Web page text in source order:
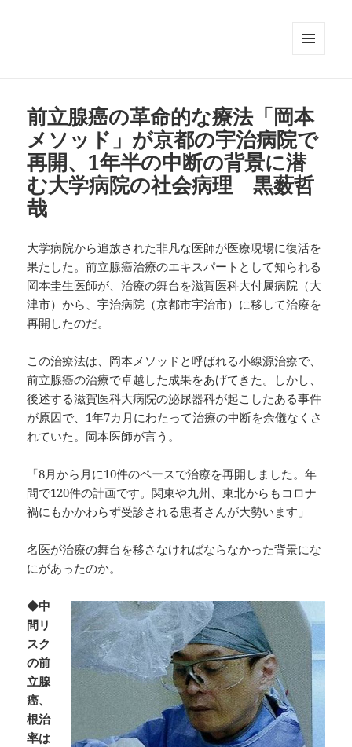
ット
前立腺癌の革命的な療法「岡本
メソッド」が京都の宇治病院で
再開、1年半の中断の背景に潜
む大学病院の社会病理 黒薮哲
哉
大学病院から追放された非凡な医師が医療現場に復活を
果たした。前立腺癌治療のエキスパートとして知られる
岡本圭生医師が、治療の舞台を滋賀医科大付属病院（大
津市）から、宇治病院（京都市宇治市）に移して治療を
再開したのだ。
この治療法は、岡本メソッドと呼ばれる小線源治療で、
前立腺癌の治療で卓越した成果をあげてきた。しかし、
後述する滋賀医科大病院の泌尿器科が起こしたある事件
が原因で、1年7カ月にわたって治療の中断を余儀なくさ
れていた。岡本医師が言う。
「8月から月に10件のペースで治療を再開しました。年
間で120件の計画です。関東や九州、東北からもコロナ
禍にもかかわらず受診される患者さんが大勢います」
名医が治療の舞台を移さなければならなかった背景にな
にがあったのか。
◆中
間リ
スク
の前
立腺
癌、
根治
率は